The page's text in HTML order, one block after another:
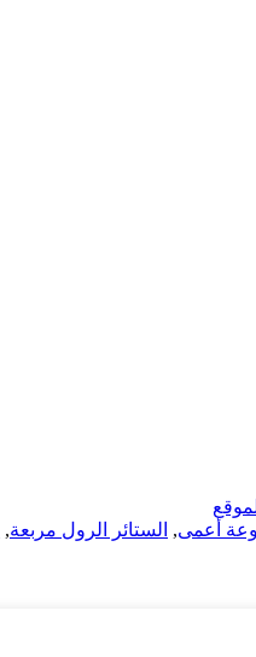
أعمى, الستائر الرول مربعة,